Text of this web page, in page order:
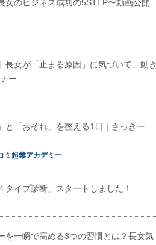
女のビジネス成功の5STEP〜動画公開
長女が「止まる原因」に気づいて、動き
ー
と「おそれ」を整える1日｜さっきー
ミ起業アカデミー
タイプ診断」スタートしました！
を一瞬で高める3つの習慣とは？長女気